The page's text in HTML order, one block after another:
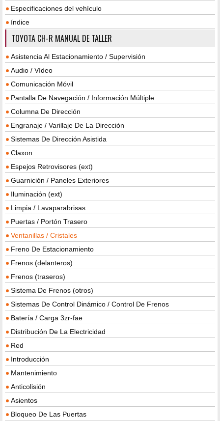
Especificaciones del vehículo
índice
TOYOTA CH-R MANUAL DE TALLER
Asistencia Al Estacionamiento / Supervisión
Audio / Vídeo
Comunicación Móvil
Pantalla De Navegación / Información Múltiple
Columna De Dirección
Engranaje / Varillaje De La Dirección
Sistemas De Dirección Asistida
Claxon
Espejos Retrovisores (ext)
Guarnición / Paneles Exteriores
Iluminación (ext)
Limpia / Lavaparabrisas
Puertas / Portón Trasero
Ventanillas / Cristales
Freno De Estacionamiento
Frenos (delanteros)
Frenos (traseros)
Sistema De Frenos (otros)
Sistemas De Control Dinámico / Control De Frenos
Batería / Carga 3zr-fae
Distribución De La Electricidad
Red
Introducción
Mantenimiento
Anticolisión
Asientos
Bloqueo De Las Puertas